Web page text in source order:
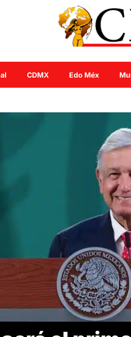
CDMX Edo Méx